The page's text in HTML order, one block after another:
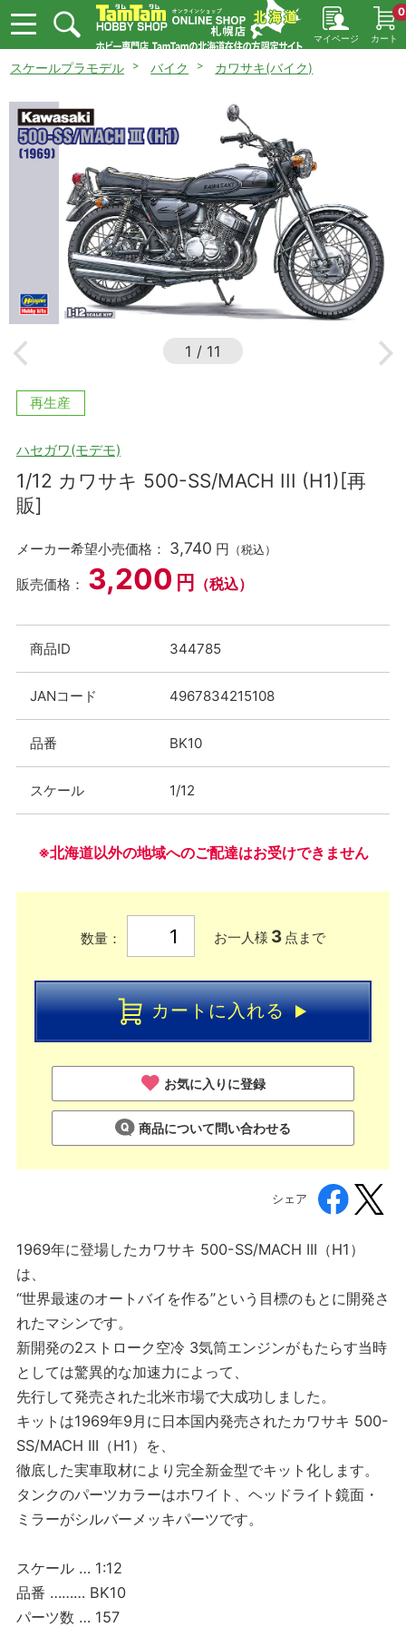
マイページ カート
0
スケールプラモデル バイク カワサキ(バイク)
1 / 11
再生産
ハセガワ(モデモ)
1/12 カワサキ 500-SS/MACH III (H1)[再
販]
メーカー希望小売価格： 3,740 円 （税込）
販売価格： 3,200 円 （税込）
商品ID 344785
JANコード 4967834215108
品番 BK10
スケール 1/12
※北海道以外の地域へのご配達はお受けできません
数量： お一人様 3 点まで
カートに入れる
お気に入りに登録
商品について問い合わせる
シェア
1969年に登場したカワサキ 500-SS/MACH III（H1）
は、
“世界最速のオートバイを作る”という目標のもとに開発さ
れたマシンです。
新開発の2ストローク空冷 3気筒エンジンがもたらす当時
としては驚異的な加速力によって、
先行して発売された北米市場で大成功しました。
キットは1969年9月に日本国内発売されたカワサキ 500-
SS/MACH III（H1）を、
徹底した実車取材により完全新金型でキット化します。
タンクのパーツカラーはホワイト、ヘッドライト鏡面・
ミラーがシルバーメッキパーツです。
スケール … 1:12
品番 ……… BK10
パーツ数 … 157